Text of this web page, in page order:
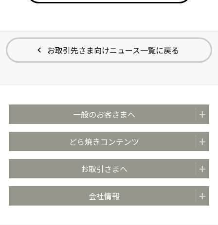
お取引先さま向けニュース一覧に戻る
一般のお客さまへ
全国の販売店
おいしさのこだわり
安心・安全の取り組み
どら焼きコンテンツ
どらやきのまち米子
どらやきの日 (4月4日)
お取引さまへ
お取引先さま向け情報TOP
商品カタログ
会社情報